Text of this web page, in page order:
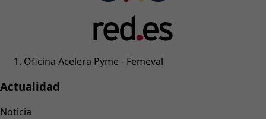
Oficina Acelera Pyme - Femeval
Actualidad
Noticia